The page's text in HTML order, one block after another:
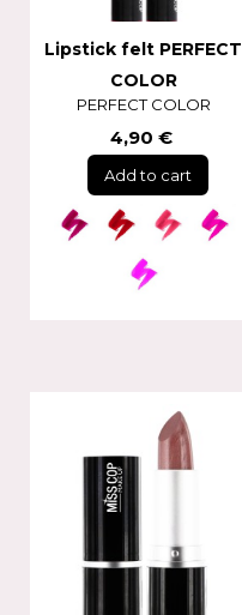
Lipstick felt PERFECT
COLOR
PERFECT COLOR
4,90 €
Add to cart